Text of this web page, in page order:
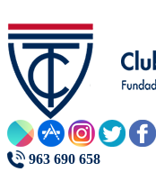
963 690 658